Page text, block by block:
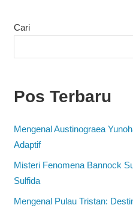
Cari
Pos Terbaru
Mengenal Austinograea
Adaptif
Misteri Fenomena Bannock
Sulfida
Mengenal Pulau Tristan: